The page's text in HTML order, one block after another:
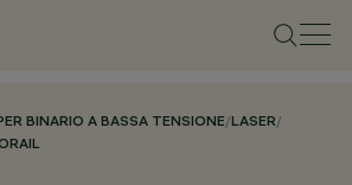
BINARIO A BASSA TENSIONE/LASER/